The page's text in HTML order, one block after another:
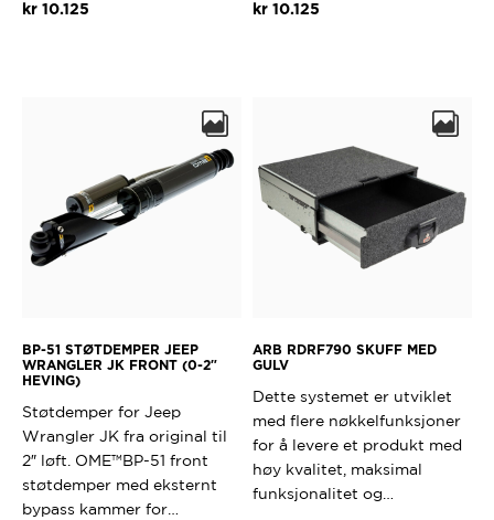
kr10.125 kr 10.125
BP-51 STØTDEMPER JEEP
WRANGLER JK FRONT (0-2″
HEVING)
Støtdemper for Jeep
Wrangler JK fra original til
2″ løft. OME™BP-51 front
støtdemper med eksternt
bypass kammer for…
ARB RDRF790 SKUFF MED
GULV
Dette systemet er utviklet
med flere nøkkelfunksjoner
for å levere et produkt med
høy kvalitet, maksimal
funksjonalitet og…